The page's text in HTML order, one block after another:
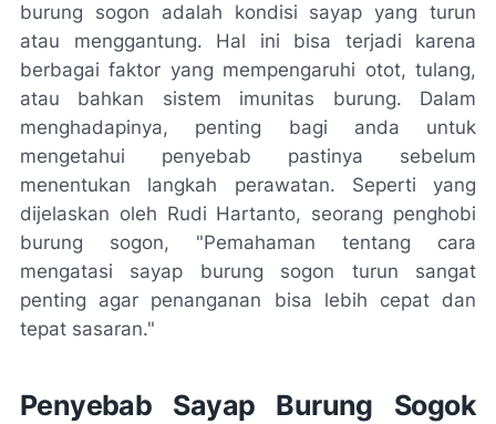
burung sogon adalah kondisi sayap yang turun
atau menggantung. Hal ini bisa terjadi karena
berbagai faktor yang mempengaruhi otot, tulang,
atau bahkan sistem imunitas burung. Dalam
menghadapinya, penting bagi anda untuk
mengetahui penyebab pastinya sebelum
menentukan langkah perawatan. Seperti yang
dijelaskan oleh Rudi Hartanto, seorang penghobi
burung sogon, "Pemahaman tentang cara
mengatasi sayap burung sogon turun sangat
penting agar penanganan bisa lebih cepat dan
tepat sasaran."
Penyebab Sayap Burung Sogok